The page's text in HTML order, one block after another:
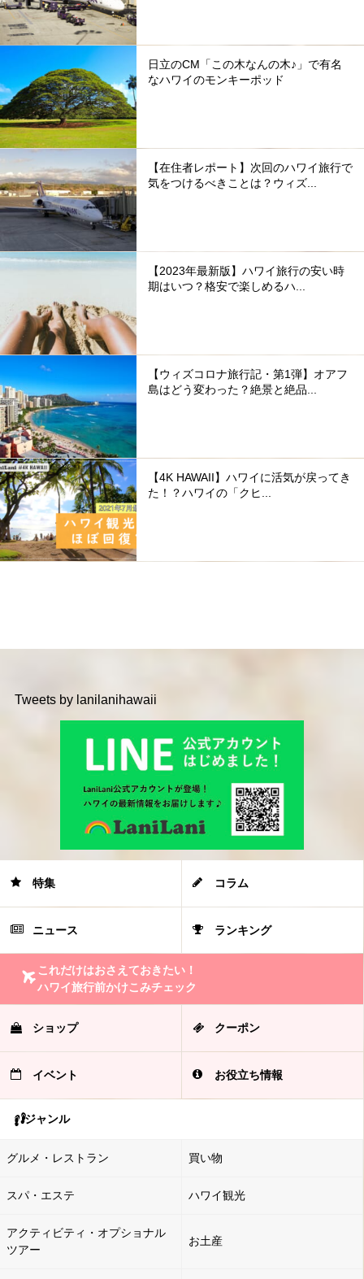
日立のCM「この木なんの木♪」で有名
なハワイのモンキーポッド
【在住者レポート】次回のハワイ旅行で
気をつけるべきことは？ウィズ...
【2023年最新版】ハワイ旅行の安い時
期はいつ？格安で楽しめるハ...
【ウィズコロナ旅行記・第1弾】オアフ
島はどう変わった？絶景と絶品...
【4K HAWAII】ハワイに活気が戻ってき
た！？ハワイの「クヒ...
Tweets by lanilanihawaii
特集 コラム
ニュース ランキング
これだけはおさえておきたい！
ハワイ旅行前かけこみチェック
ショップ クーポン
イベント お役立ち情報
ジャンル
グルメ・レストラン 買い物
スパ・エステ ハワイ観光
アクティビティ・オプショナル
ツアー
お土産